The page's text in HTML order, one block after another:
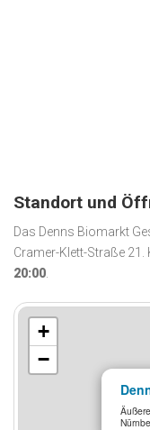
Standort und
Das Denns Biomarkt
Cramer-Klett-Straße
20:00.
+
−